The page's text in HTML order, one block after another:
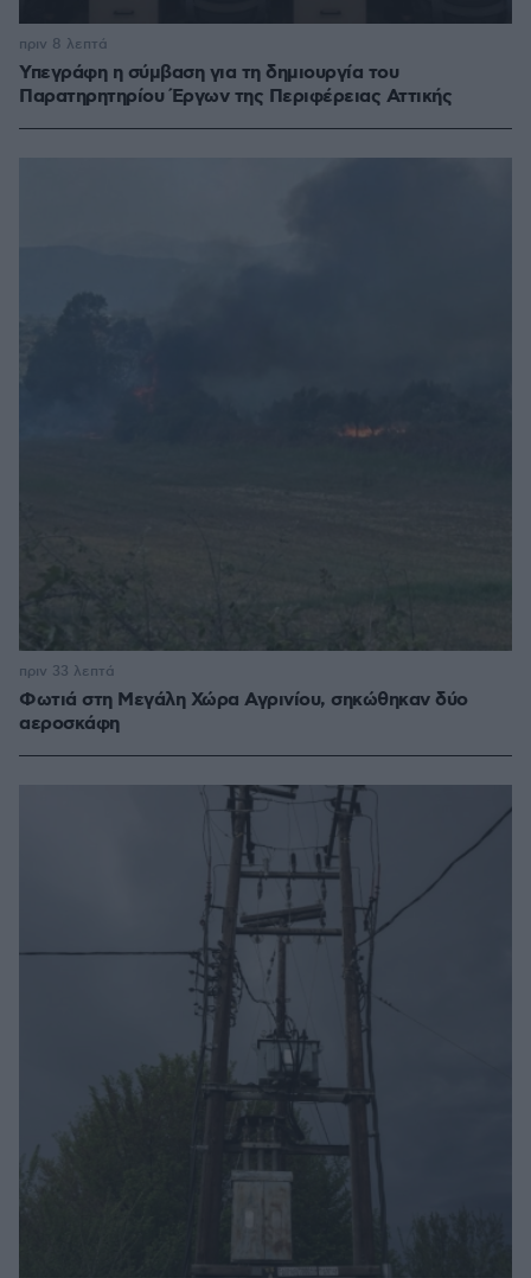
Υπεγράφη η σύμβαση για τη δημιουργία του
Παρατηρητηρίου Έργων της Περιφέρειας Αττικής
πριν 8 λεπτά
Φωτιά στη Μεγάλη Χώρα Αγρινίου, σηκώθηκαν δύο
αεροσκάφη
πριν 33 λεπτά